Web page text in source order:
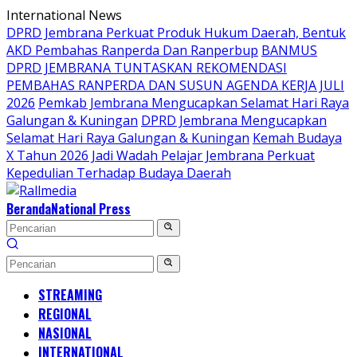
Langsung
ke
konten
International News
DPRD Jembrana Perkuat Produk Hukum Daerah, Bentuk
AKD Pembahas Ranperda Dan Ranperbup BANMUS
DPRD JEMBRANA TUNTASKAN REKOMENDASI
PEMBAHAS RANPERDA DAN SUSUN AGENDA KERJA JULI
2026 Pemkab Jembrana Mengucapkan Selamat Hari Raya
Galungan & Kuningan DPRD Jembrana Mengucapkan
Selamat Hari Raya Galungan & Kuningan Kemah Budaya
X Tahun 2026 Jadi Wadah Pelajar Jembrana Perkuat
Kepedulian Terhadap Budaya Daerah
BerandaNational Press
STREAMING
REGIONAL
NASIONAL
INTERNATIONAL